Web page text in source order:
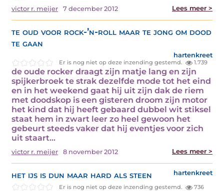
victor r. meijer 7 december 2012 Lees meer >
te oud voor rock-’n-roll maar te jong om dood
te gaan
hartenkreet
Er is nog niet op deze inzending gestemd. 1.739
de oude rocker draagt zijn matje lang en zijn
spijkerbroek te strak dezelfde mode tot het eind
en in het weekend gaat hij uit zijn dak de riem
met doodskop is een gisteren droom zijn motor
het kind dat hij heeft gebaard dubbel wit stiksel
staat hem in zwart leer zo heel gewoon het
gebeurt steeds vaker dat hij eventjes voor zich
uit staart…
victor r. meijer 8 november 2012 Lees meer >
het ijs is dun maar hard als steen hartenkreet
Er is nog niet op deze inzending gestemd. 736